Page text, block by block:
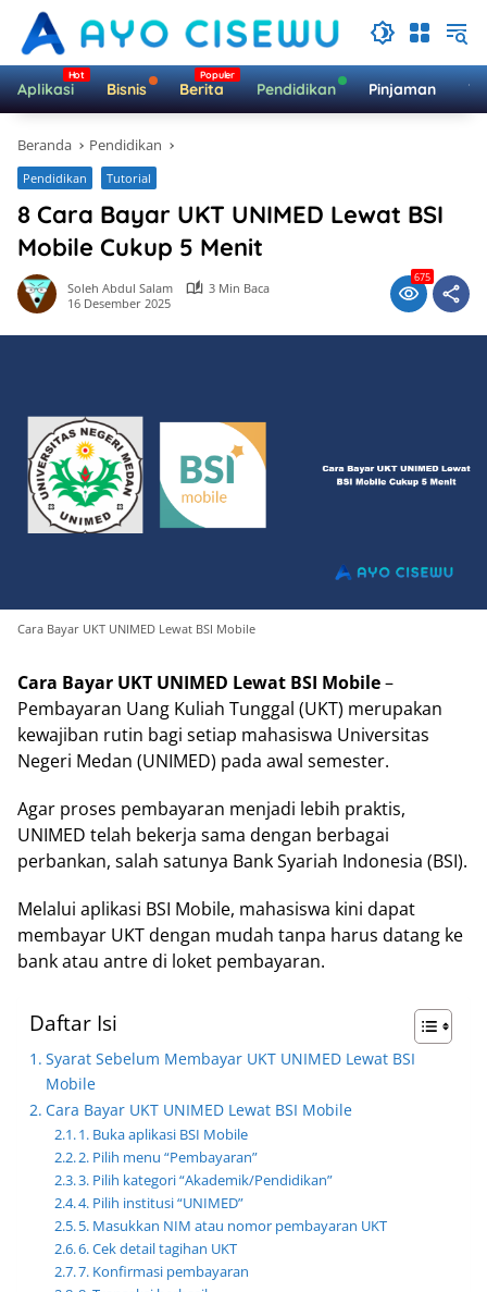
Langsung
konten
Aplikasi Bisnis Berita Pendidikan Pinjaman
Beranda Pendidikan
Pendidikan Tutorial
8 Cara Bayar UKT UNIMED Lewat BSI
Mobile Cukup 5 Menit
Soleh Abdul Salam
3 Min Baca
16 Desember 2025
675
Cara Bayar UKT UNIMED Lewat BSI Mobile
Cara Bayar UKT UNIMED Lewat BSI Mobile–
Pembayaran Uang Kuliah Tunggal (UKT) merupakan
kewajiban rutin bagi setiap mahasiswa Universitas
Negeri Medan (UNIMED) pada awal semester.
Agar proses pembayaran menjadi lebih praktis,
UNIMED telah bekerja sama dengan berbagai
perbankan, salah satunya Bank Syariah Indonesia (BSI).
Melalui aplikasi BSI Mobile, mahasiswa kini dapat
membayar UKT dengan mudah tanpa harus datang ke
bank atau antre di loket pembayaran.
Daftar Isi
Syarat Sebelum Membayar UKT UNIMED Lewat BSI
Mobile
Cara Bayar UKT UNIMED Lewat BSI Mobile
1. Buka aplikasi BSI Mobile
2. Pilih menu “Pembayaran”
3. Pilih kategori “Akademik/Pendidikan”
4. Pilih institusi “UNIMED”
5. Masukkan NIM atau nomor pembayaran UKT
6. Cek detail tagihan UKT
7. Konfirmasi pembayaran